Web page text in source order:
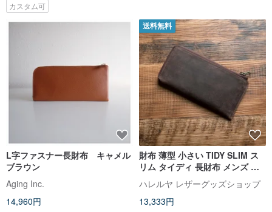
カスタム可
L字ファスナー長財布 キャメル
ブラウン
Aging Inc.
14,960円
送料無料
財布 薄型 小さい TIDY SLIM ス
リム タイディ 長財布 メンズ 薄
い 本革 L字ファスナー YKK 大容
量 軽量 TIDY2.0 小さい ブラウン
ハレルヤ レザーグッズショップ
13,333円